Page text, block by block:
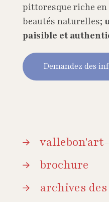
pittoresque riche
beautés naturelles;
paisible et
Demandez des
brochure
archives